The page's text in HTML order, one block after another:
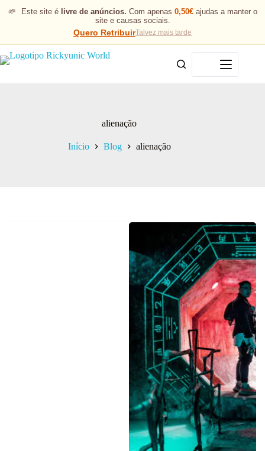
🌱 Este site é livre de anúncios. Com apenas 0,50€ajudas a manter o
site e causas sociais.
Quero RetribuirTalvez mais tarde
Menu
alienação
Início Blog alienação